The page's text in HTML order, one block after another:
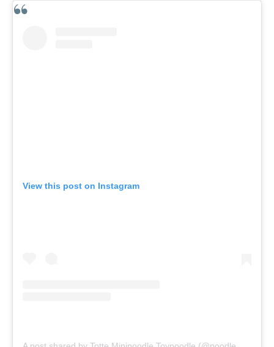
View this post on Instagram